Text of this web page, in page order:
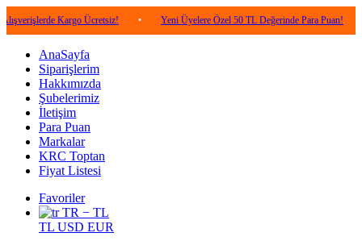
Kargo Ücretsiz! • Yeni Üyelere Özel 50 TL Değerinde Para Puan! •
AnaSayfa
Siparişlerim
Hakkımızda
Şubelerimiz
İletişim
Para Puan
Markalar
KRC Toptan
Fiyat Listesi
Favoriler
TR − TL
TL USD EUR